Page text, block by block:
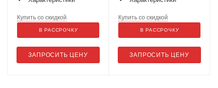
ЗАПРОСИТЬ ЦЕНУ
Купить со скидкой
В РАССРОЧКУ
ЗАПРОСИТЬ ЦЕНУ
Купить со скидкой
В РАССРОЧКУ